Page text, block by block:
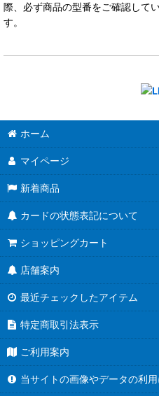
際、必ず商品の型番をご確認して
す。
ホーム
マイページ
新着商品
カードの状態表記について
ショッピングカート
店舗案内
最近チェックしたアイテム
特定商取引法表示
ご利用案内
当サイトの画像やデータの利